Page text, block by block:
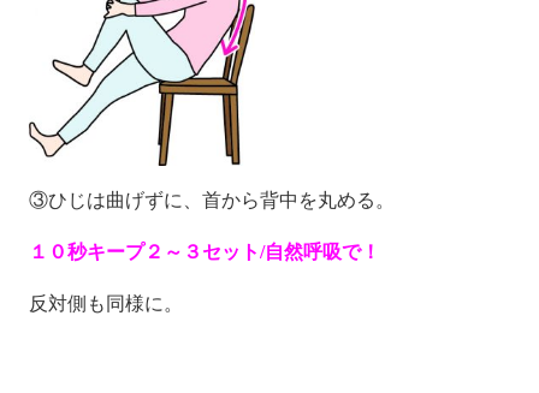
③ひじは曲げずに、首から背中を丸める。
１０秒キープ２～３セット/自然呼吸で！
反対側も同様に。